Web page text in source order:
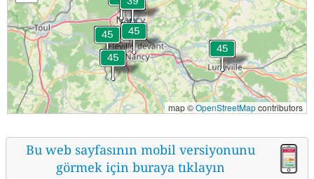
map ©OpenStreetMapcontributors
Bu web sayfasının mobil versiyonunu
görmek için buraya tıklayın